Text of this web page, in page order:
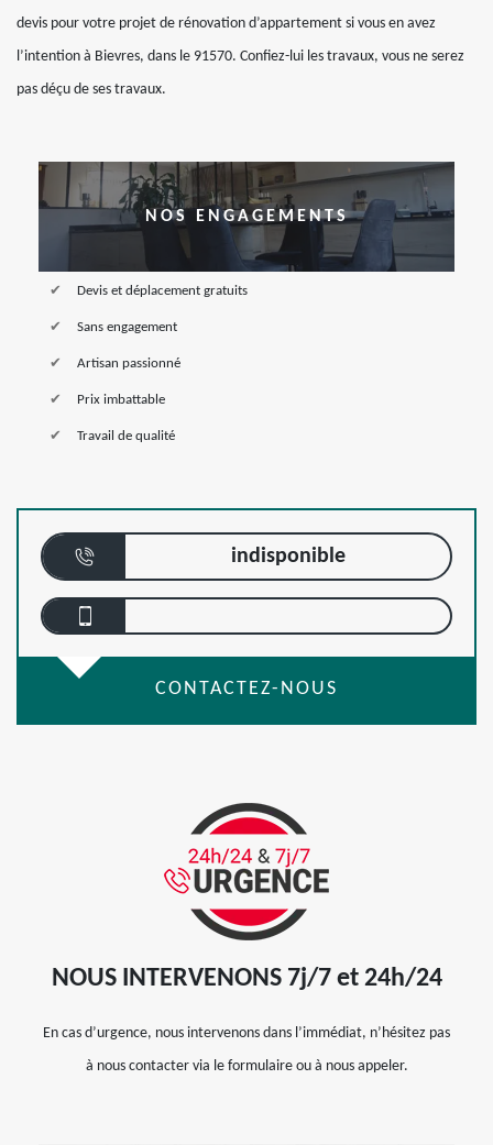
devis pour votre projet de rénovation d’appartement si vous en avez
l’intention à Bievres, dans le 91570. Confiez-lui les travaux, vous ne serez
pas déçu de ses travaux.
NOS ENGAGEMENTS
Devis et déplacement gratuits
Sans engagement
Artisan passionné
Prix imbattable
Travail de qualité
indisponible
CONTACTEZ-NOUS
NOUS INTERVENONS 7j/7 et 24h/24
En cas d’urgence, nous intervenons dans l’immédiat, n’hésitez pas
à nous contacter via le formulaire ou à nous appeler.